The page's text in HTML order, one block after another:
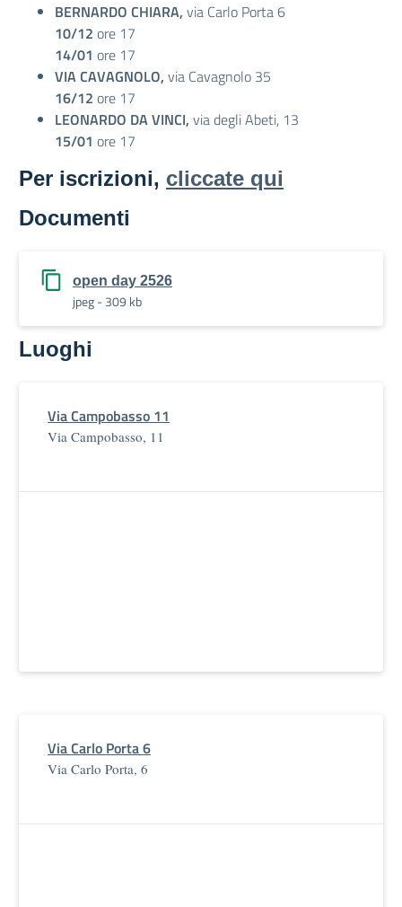
BERNARDO CHIARA, via Carlo Porta 6
10/12 ore 17
14/01 ore 17
VIA CAVAGNOLO, via Cavagnolo 35
16/12 ore 17
LEONARDO DA VINCI, via degli Abeti, 13
15/01 ore 17
Per iscrizioni, cliccate qui
Documenti
open day 2526
jpeg - 309 kb
Luoghi
Via Campobasso 11
Via Campobasso, 11
Via Carlo Porta 6
Via Carlo Porta, 6